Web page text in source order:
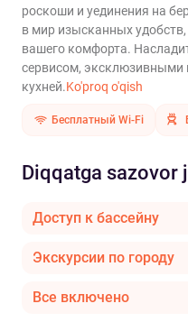
роскоши и уединения на
в мир изысканных
вашего комфорта.
сервисом,
кухней.Ko'proq o'qish
Бесплатный Wi-Fi
Diqqatga sazovor
Доступ к бассейну
Экскурсии по городу
Все включено